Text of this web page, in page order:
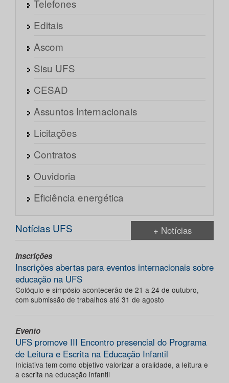
Telefones
Editais
Ascom
Sisu UFS
CESAD
Assuntos Internacionais
Licitações
Contratos
Ouvidoria
Eficiência energética
Notícias UFS + Notícias
Inscrições
Inscrições abertas para eventos internacionais sobre
educação na UFS
Colóquio e simpósio acontecerão de 21 a 24 de outubro,
com submissão de trabalhos até 31 de agosto
Evento
UFS promove III Encontro presencial do Programa
de Leitura e Escrita na Educação Infantil
Iniciativa tem como objetivo valorizar a oralidade, a leitura e
a escrita na educação infantil